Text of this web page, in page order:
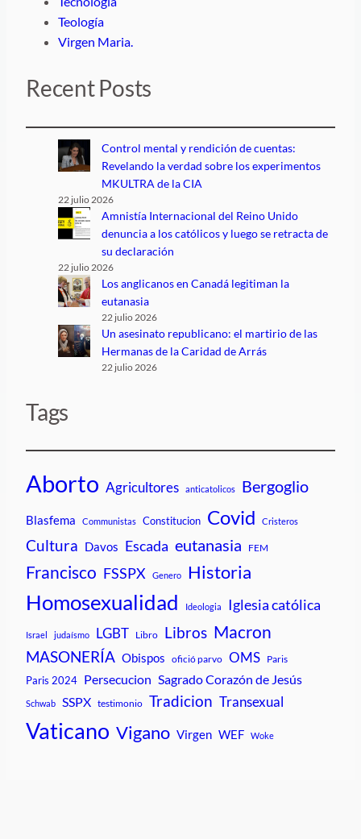
Teología
Virgen Maria.
Recent Posts
Control mental y rendición de cuentas:
Revelando la verdad sobre los experimentos
MKULTRA de la CIA
22 julio 2026
Amnistía Internacional del Reino Unido
denuncia a los católicos y luego se retracta de
su declaración
22 julio 2026
Los anglicanos en Canadá legitiman la
eutanasia
22 julio 2026
Un asesinato republicano: el martirio de las
Hermanas de la Caridad de Arrás
22 julio 2026
Tags
Aborto Agricultores anticatolicos Bergoglio
Blasfema Communistas Constitucion Covid Cristeros
Cultura Davos Escada eutanasia FEM
Francisco FSSPX Genero Historia
Homosexualidad Ideologia Iglesia católica
Israel judaísmo LGBT Libro Libros Macron
MASONERÍA Obispos ofició parvo OMS Paris
Paris 2024 Persecucion Sagrado Corazón de Jesús
Schwab SSPX testimonio Tradicion Transexual
Vaticano Vigano Virgen WEF Woke